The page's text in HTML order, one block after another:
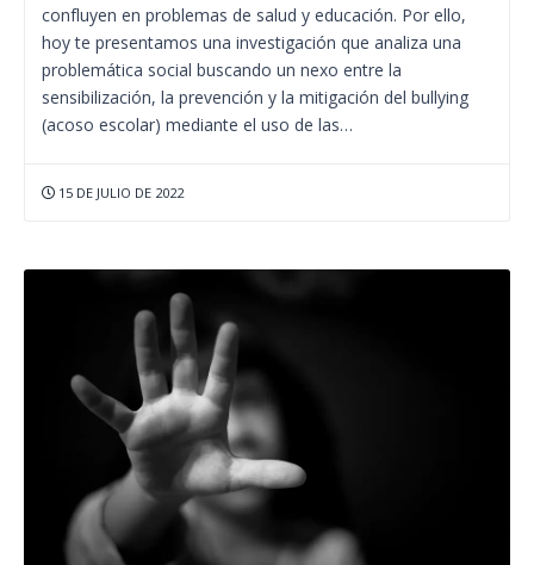
confluyen en problemas de salud y educación. Por ello,
hoy te presentamos una investigación que analiza una
problemática social buscando un nexo entre la
sensibilización, la prevención y la mitigación del bullying
(acoso escolar) mediante el uso de las…
15 DE JULIO DE 2022